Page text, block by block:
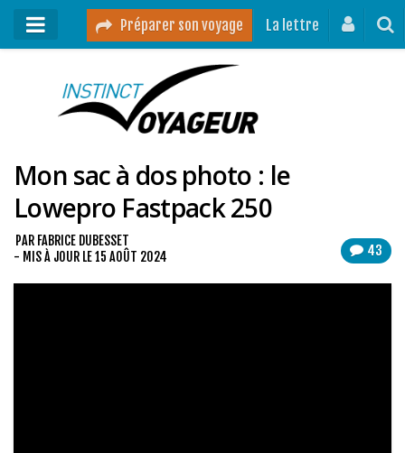
Préparer son voyage La lettre
Mon podcast
Destinations
Mes ressources pour voyager
Guides voyages
Mon sac à dos photo : le
Lowepro Fastpack 250
43
PAR FABRICE DUBESSET
- MIS À JOUR LE15 AOÛT 2024